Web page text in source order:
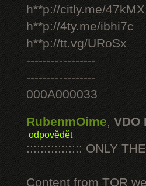
h**p://citly.me/47kMX
h**p://4ty.me/ibhi7c
h**p://tt.vg/URoSx
-----------------
-----------------
000A000033
RubenmOime, VDO
odpovědět
:::::::::::::::: ONLY
Content from TOR